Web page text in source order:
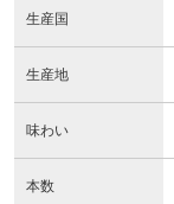
生産国
生産地
味わい
本数